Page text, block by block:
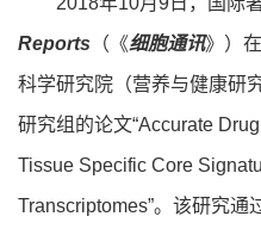
Reports （《细胞通讯》）
科学研究院（营养与健康研
研究组的论文“Accurate
Tissue Specific Core
Transcriptomes”。该研究